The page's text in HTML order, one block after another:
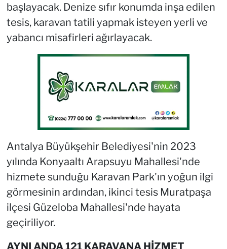
başlayacak. Denize sıfır konumda inşa edilen
tesis, karavan tatili yapmak isteyen yerli ve
yabancı misafirleri ağırlayacak.
Antalya Büyükşehir Belediyesi'nin 2023
yılında Konyaaltı Arapsuyu Mahallesi'nde
hizmete sunduğu Karavan Park'ın yoğun ilgi
görmesinin ardından, ikinci tesis Muratpaşa
ilçesi Güzeloba Mahallesi'nde hayata
geçiriliyor.
AYNI ANDA 121 KARAVANA HİZMET